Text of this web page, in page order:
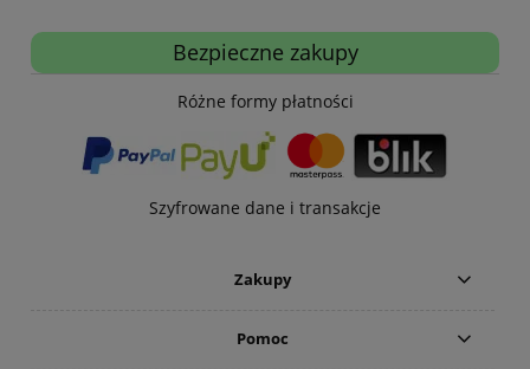
Bezpieczne zakupy
Różne formy płatności
Szyfrowane dane i transakcje
Zakupy
Pomoc